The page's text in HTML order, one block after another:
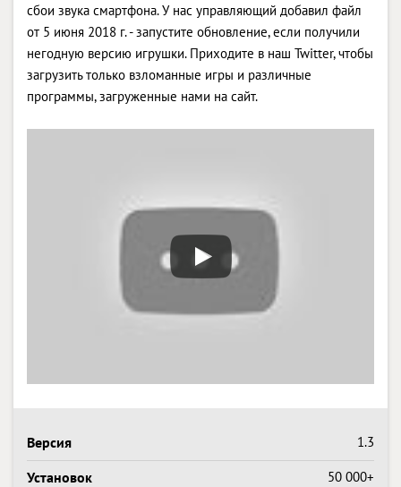
сбои звука смартфона. У нас управляющий добавил файл
от 5 июня 2018 г. - запустите обновление, если получили
негодную версию игрушки. Приходите в наш Twitter, чтобы
загрузить только взломанные игры и различные
программы, загруженные нами на сайт.
Версия 1.3
Установок 50 000+